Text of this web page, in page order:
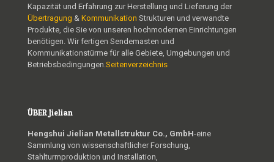
Kapazität und Erfahrung zur Herstellung und Lieferung der
Übertragung & Kommunikation Strukturen und verwandte
Produkte, die Sie von unseren hochmodernen Einrichtungen
benötigen. Wir fertigen Sendemasten und
Kommunikationstürme für alle Gebiete, Umgebungen und
Betriebsbedingungen. Seitenverzeichnis
ÜBER Jielian
Hengshui Jielian Metallstruktur Co., GmbH-eine
Sammlung von wissenschaftlicher Forschung,
Stahlturmproduktion und Installation,